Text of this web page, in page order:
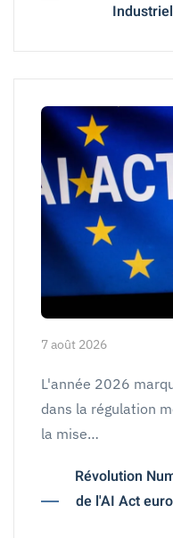
7 août 2026
L'année 2026
dans la régulation
la mise…
Révolution
de l'AI Act